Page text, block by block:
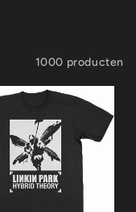
1000 producten